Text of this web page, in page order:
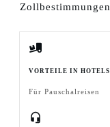
Zollbestimmungen
VORTEILE IN HOTELS
Für Pauschalreisen